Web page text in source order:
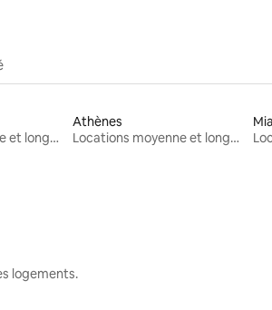
Locations moyenne et longue durée
Athènes
Locations moyenne et longue durée
logements.